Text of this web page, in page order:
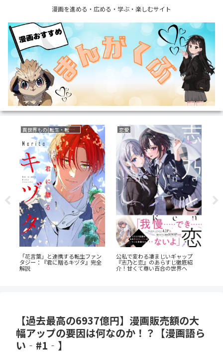
漫画を進める・広める・学ぶ・楽しむサイト
復讐
《65歳の老人が超人に！？》『山
岳超人マツオカ』のあらすじ紹
介：戦慄と謎に満ちた山岳殺戮劇
ファンタジー
『捕虜英雄』完全解説！最底辺か
ら駆け上がる至高のカタルシス
【過去最高の6937億円】漫画販売額の大
幅アップの要因は何なのか！？【漫画語ら
い‐#1‐】